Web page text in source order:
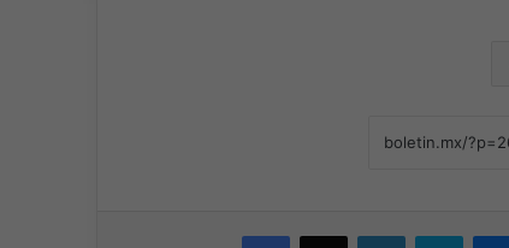
Facebook
X LinkedInSkype